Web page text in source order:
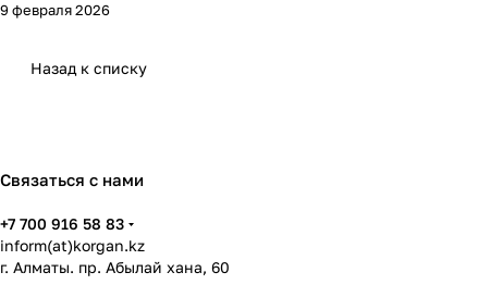
9 февраля 2026
Назад к списку
Связаться с нами
+7 700 916 58 83
inform(at)korgan.kz
г. Алматы. пр. Абылай хана, 60